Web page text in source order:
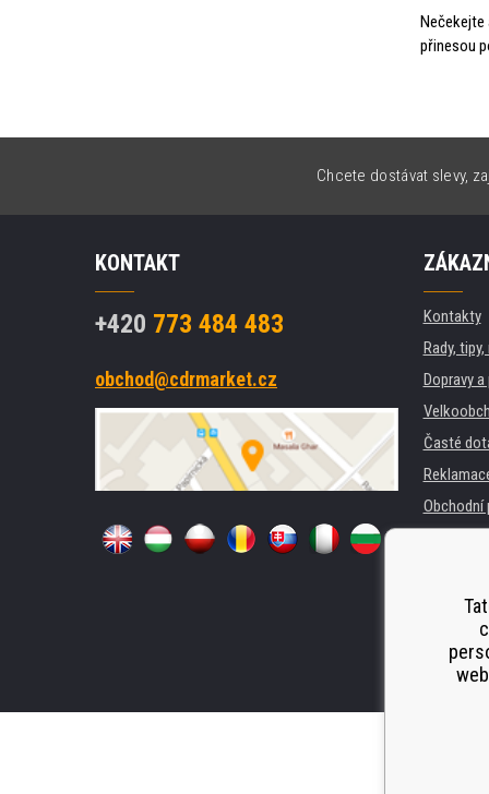
Nečekejte
přinesou
Chcete dostávat slevy,
KONTAKT
+420 773 484 483
obchod@cdrmarket.cz
Kontakty
Rady,
Dopravy
Časté
Obchodní
Náhradní